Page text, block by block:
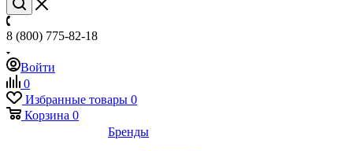
8 (800) 775-82-18
Войти
0
Избранные товары 0
Корзина 0
Бренды